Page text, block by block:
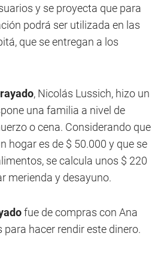
y se proyecta que para
podrá ser utilizada en las
que se entregan a los
, Nicolás Lussich, hizo un
una familia a nivel de
o cena. Considerando que
hogar es de $ 50.000 y que se
se calcula unos $ 220
merienda y desayuno.
fue de compras con Ana
para hacer rendir este dinero.